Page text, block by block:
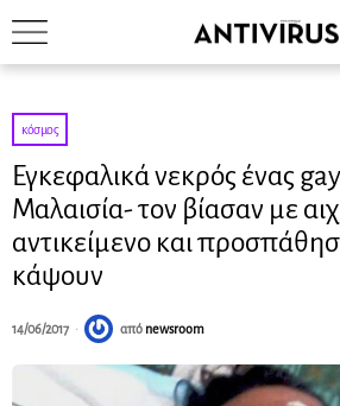
κόσμος
Εγκεφαλικά νεκρός ένας
Μαλαισία- τον βίασαν με
αντικείμενο και
κάψουν
14/06/2017 από newsroom